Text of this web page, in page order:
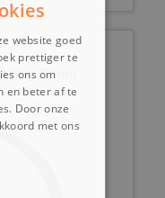
72mm
website goed
prettiger te
ons om
en beter af te
Door onze
met ons